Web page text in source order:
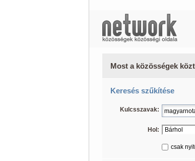
Most a közösségek
Keresés szűkítése
Kulcsszavak:
Hol:
csak